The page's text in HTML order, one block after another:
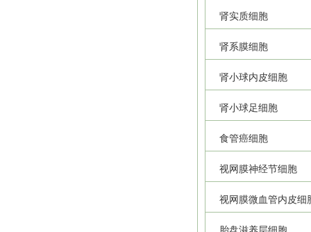
肾实质细胞
肾系膜细胞
肾小球内皮细胞
肾小球足细胞
食管癌细胞
视网膜神经节细胞
视网膜微血管内皮细